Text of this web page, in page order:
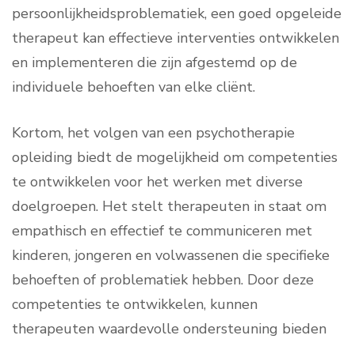
persoonlijkheidsproblematiek, een goed opgeleide
therapeut kan effectieve interventies ontwikkelen
en implementeren die zijn afgestemd op de
individuele behoeften van elke cliënt.
Kortom, het volgen van een psychotherapie
opleiding biedt de mogelijkheid om competenties
te ontwikkelen voor het werken met diverse
doelgroepen. Het stelt therapeuten in staat om
empathisch en effectief te communiceren met
kinderen, jongeren en volwassenen die specifieke
behoeften of problematiek hebben. Door deze
competenties te ontwikkelen, kunnen
therapeuten waardevolle ondersteuning bieden